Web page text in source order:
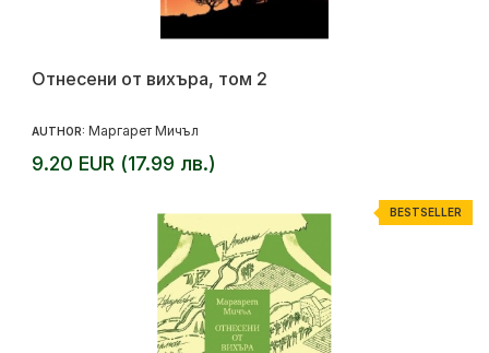
Отнесени от вихъра, том 2
AUTHOR: Маргарет Мичъл
9.20 EUR (17.99 лв.)
BESTSELLER